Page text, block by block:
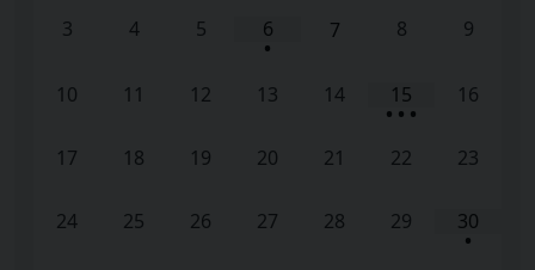
3 4 5 6
•
7 8 9
10 11 12 13 14 15
• • •
16
17 18 19 20 21 22 23
24 25 26 27 28 29 30
•